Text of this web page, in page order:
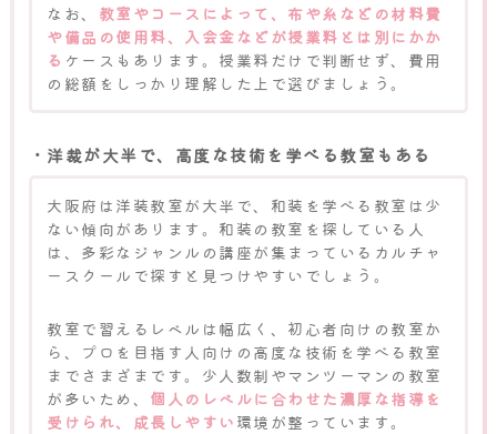
なお、 教室やコースによって、布や糸などの材料費
や備品の使用料、入会金などが授業料とは別にかか
る ケースもあります。授業料だけで判断せず、費用
の総額をしっかり理解した上で選びましょう。
・洋裁が大半で、高度な技術を学べる教室もある
大阪府は洋装教室が大半で、和装を学べる教室は少
ない傾向があります。和装の教室を探している人
は、多彩なジャンルの講座が集まっているカルチャ
ースクールで探すと見つけやすいでしょう。
教室で習えるレベルは幅広く、初心者向けの教室か
ら、プロを目指す人向けの高度な技術を学べる教室
までさまざまです。少人数制やマンツーマンの教室
が多いため、 個人のレベルに合わせた濃厚な指導を
受けられ、成長しやすい 環境が整っています。